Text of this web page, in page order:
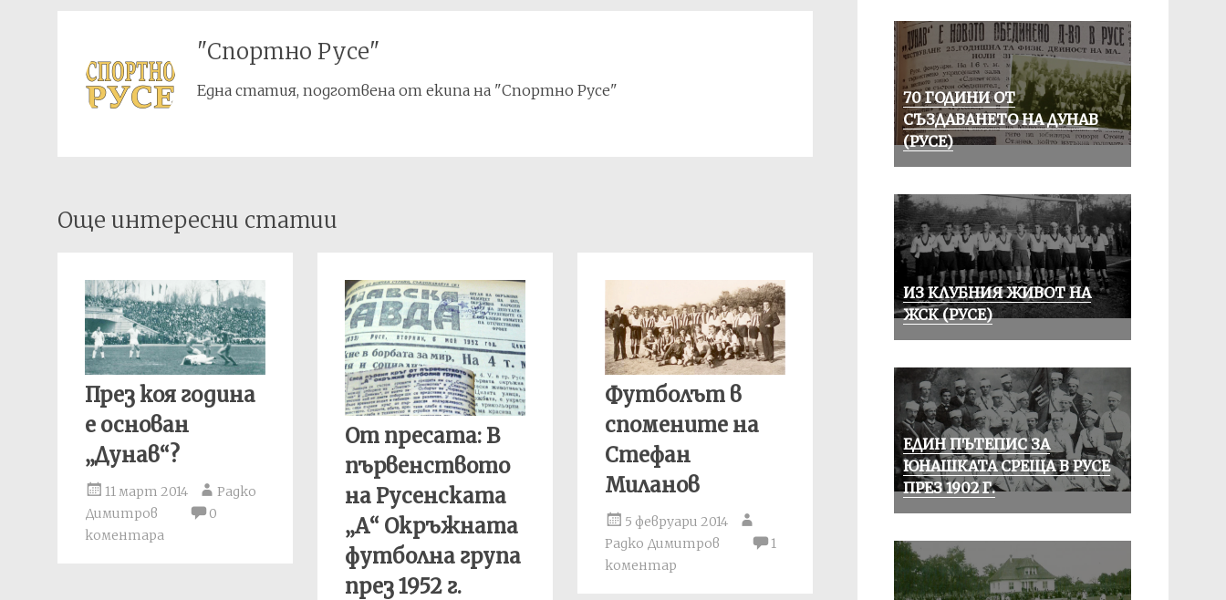
"Спортно Русе"
Една статия, подготвена от екипа на "Спортно Русе"
Post
navigation
Още интересни статии
През коя година
е основан
„Дунав“?
11 март 2014
Радко
Димитров
0
коментара
От пресата: В
първенството
на Русенската
„А“ Окръжната
футболна група
през 1952 г.
Футболът в
спомените на
Стефан
Миланов
5 февруари 2014
Радко Димитров
1
коментар
70 ГОДИНИ ОТ
СЪЗДАВАНЕТО НА ДУНАВ
(РУСЕ)
ИЗ КЛУБНИЯ ЖИВОТ НА
ЖСК (РУСЕ)
ЕДИН ПЪТЕПИС ЗА
ЮНАШКАТА СРЕЩА В РУСЕ
ПРЕЗ 1902 Г.